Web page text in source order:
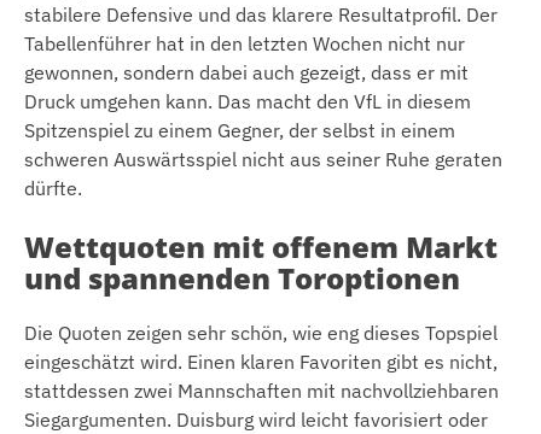
stabilere Defensive und das klarere Resultatprofil. Der
Tabellenführer hat in den letzten Wochen nicht nur
gewonnen, sondern dabei auch gezeigt, dass er mit
Druck umgehen kann. Das macht den VfL in diesem
Spitzenspiel zu einem Gegner, der selbst in einem
schweren Auswärtsspiel nicht aus seiner Ruhe geraten
dürfte.
Wettquoten mit offenem Markt
und spannenden Toroptionen
Die Quoten zeigen sehr schön, wie eng dieses Topspiel
eingeschätzt wird. Einen klaren Favoriten gibt es nicht,
stattdessen zwei Mannschaften mit nachvollziehbaren
Siegargumenten. Duisburg wird leicht favorisiert oder